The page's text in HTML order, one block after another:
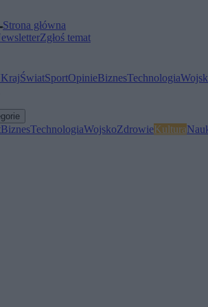
Strona główna
Zgłoś temat
KrajŚwiatSportOpinieBiznesTechnologia
BiznesTechnologiaWojskoZdrowieKultura